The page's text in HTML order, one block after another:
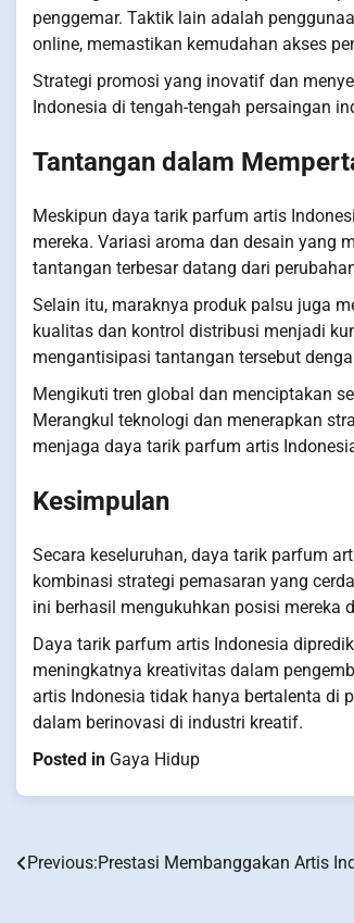
penggemar. Taktik lain adalah
online, memastikan kemudahan akses
Strategi promosi yang inovatif dan
Indonesia di tengah-tengah persaingan
Tantangan dalam
Meskipun daya tarik parfum artis
mereka. Variasi aroma dan desain yang
tantangan terbesar datang dari
Selain itu, maraknya produk palsu juga
kualitas dan kontrol distribusi menjadi
mengantisipasi tantangan tersebut
Mengikuti tren global dan menciptakan
Merangkul teknologi dan menerapkan
menjaga daya tarik parfum artis
Kesimpulan
Secara keseluruhan, daya tarik parfum
kombinasi strategi pemasaran yang
ini berhasil mengukuhkan posisi
Daya tarik parfum artis Indonesia
meningkatnya kreativitas dalam
artis Indonesia tidak hanya bertalenta di
dalam berinovasi di industri kreatif.
Posted in Gaya Hidup
Post
Previous:Prestasi Membanggakan Artis